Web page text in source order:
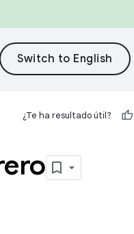
¿Te ha resultado útil?